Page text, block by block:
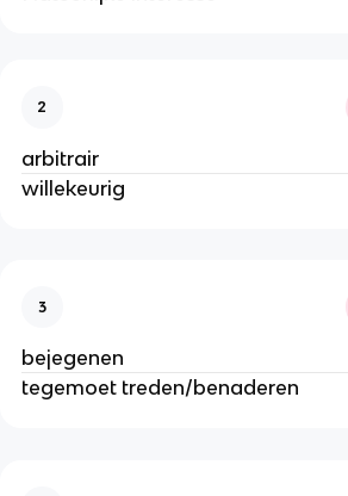
2
arbitrair
willekeurig
3
bejegenen
tegemoet treden/benaderen